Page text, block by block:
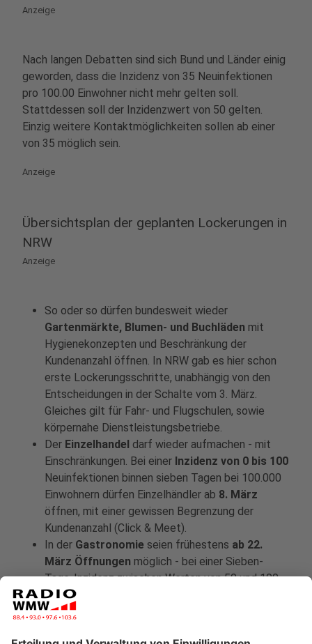
Anzeige
Nach langen Debatten sind sich Bund und Länder einig
geworden, dass die Inzidenz von 35 Neuinfektionen
pro 100.00 Einwohner nicht mehr gelten soll.
Stattdessen soll der Inzidenzwert von 50 gelten.
Einzig weitere Kontaktmöglichkeiten sollen ab einer
von 35 möglich sein.
Anzeige
Übersichtsplan der geplanten Lockerungen in
NRW
Anzeige
So oder so dürfen bundesweit wieder
Gartenmärkte, Blumen- und Buchläden mit
Hygienekonzepten und Beschränkung der
Kundenanzahl öffnen. In NRW gab es hier schon
erste Lockerungsschritte, unabhängig von den
Entscheidungen in der Schalte vom 3. März.
Gleiches gilt für Fahr- und Flugschulen, sowie
körpernahe Dienstleistungsbetriebe.
Der Einzelhandel darf wieder aufmachen - mit
Einschränkungen. Bei einer Inzidenz von 0 bis 100
Neuinfektionen binnen sieben Tagen bei 100.000
Einwohnern dürfen Einzelhändler ab 8. März
öffnen, mit einer gewissen Begrenzung der
Kundenanzahl (Click & Meet).
In der Gastronomie seien frühestens ab 22.
März Öffnungen möglich - bei einer Sieben-
Tage-Inzidenz zwischen Werten von 50 und 100
mit unterschiedlichen Voraussetzungen wie etwa
Terminbuchungen, sagte NRW-Ministerpräsident